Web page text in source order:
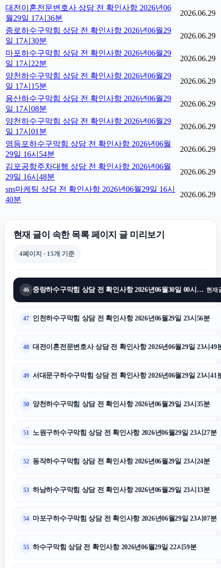
대전이혼전문변호사 상담 전 확인사항 2026년06
월29일 17시36분
2026.06.29
종로하수구막힘 상담 전 확인사항 2026년06월29
일 17시30분
2026.06.29
마포하수구막힘 상담 전 확인사항 2026년06월29
일 17시22분
2026.06.29
양천하수구막힘 상담 전 확인사항 2026년06월29
일 17시15분
2026.06.29
용산하수구막힘 상담 전 확인사항 2026년06월29
일 17시08분
2026.06.29
양천하수구막힘 상담 전 확인사항 2026년06월29
일 17시01분
2026.06.29
영등포하수구막힘 상담 전 확인사항 2026년06월
29일 16시54분
2026.06.29
김포공항주차대행 상담 전 확인사항 2026년06월
29일 16시48분
2026.06.29
sns마케팅 상담 전 확인사항 2026년06월29일 16시
40분
2026.06.29
현재 글이 속한 목록 페이지 글 미리보기
4페이지 · 15개 기준
46 중랑하수구막힘 상담 전 확인사항 2026년06월30일 00시01분 현재
47 인천하수구막힘 상담 전 확인사항 2026년06월29일 23시56분
48 대전이혼전문변호사 상담 전 확인사항 2026년06월29일 23시49
49 서대문구하수구막힘 상담 전 확인사항 2026년06월29일 23시41
50 양천하수구막힘 상담 전 확인사항 2026년06월29일 23시35분
51 노원구하수구막힘 상담 전 확인사항 2026년06월29일 23시27분
52 동작하수구막힘 상담 전 확인사항 2026년06월29일 23시24분
53 하남하수구막힘 상담 전 확인사항 2026년06월29일 23시13분
54 마포구하수구막힘 상담 전 확인사항 2026년06월29일 23시07분
55 하수구막힘 상담 전 확인사항 2026년06월29일 22시59분